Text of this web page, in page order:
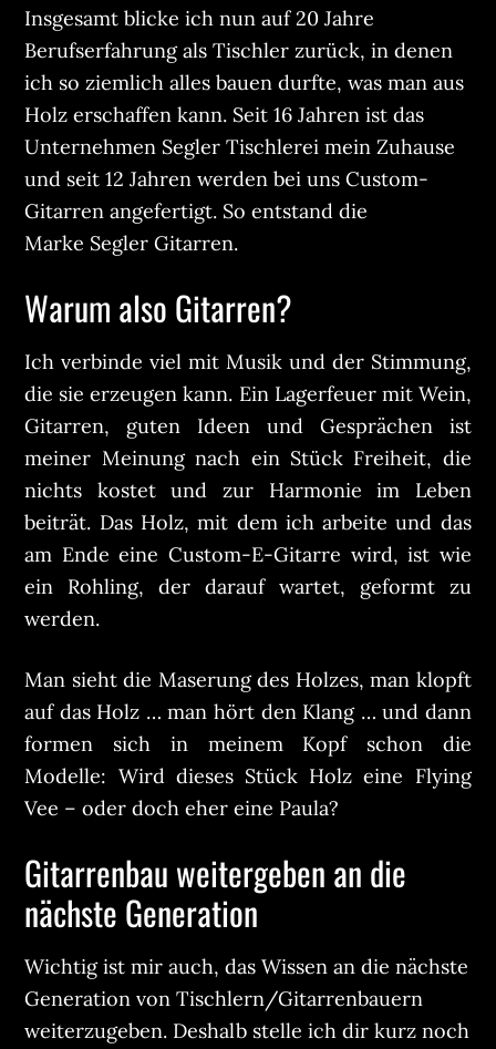
Insgesamt blicke ich nun auf 20 Jahre
Berufserfahrung als Tischler zurück, in denen
ich so ziemlich alles bauen durfte, was man aus
Holz erschaffen kann. Seit 16 Jahren ist das
Unternehmen Segler Tischlerei mein Zuhause
und seit 12 Jahren werden bei uns Custom-
Gitarren angefertigt. So entstand die
Marke Segler Gitarren.
Warum also Gitarren?
Ich verbinde viel mit Musik und der Stimmung,
die sie erzeugen kann. Ein Lagerfeuer mit Wein,
Gitarren, guten Ideen und Gesprächen ist
meiner Meinung nach ein Stück Freiheit, die
nichts kostet und zur Harmonie im Leben
beiträt. Das Holz, mit dem ich arbeite und das
am Ende eine Custom-E-Gitarre wird, ist wie
ein Rohling, der darauf wartet, geformt zu
werden.
Man sieht die Maserung des Holzes, man klopft
auf das Holz … man hört den Klang … und dann
formen sich in meinem Kopf schon die
Modelle: Wird dieses Stück Holz eine Flying
Vee – oder doch eher eine Paula?
Gitarrenbau weitergeben an die
nächste Generation
Wichtig ist mir auch, das Wissen an die nächste
Generation von Tischlern/Gitarrenbauern
weiterzugeben. Deshalb stelle ich dir kurz noch